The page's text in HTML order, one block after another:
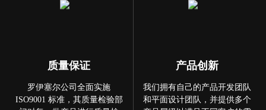
质量保证
罗伊塞尔公司全面实施
ISO9001 标准，其质量检验部
产品创新
我们拥有自己的产品开发团队
和平面设计团队，并提供多个